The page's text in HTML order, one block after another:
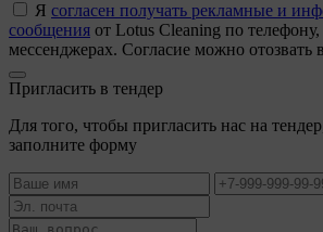
Я согласен получать рекламные и
сообщения от Lotus Cleaning по
мессенджерах. Согласие можно отозвать
Пригласить в тендер
Для того, чтобы пригласить нас на
заполните форму